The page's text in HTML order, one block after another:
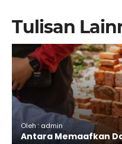
Tulisan
Oleh : admin
Antara Memaafkan